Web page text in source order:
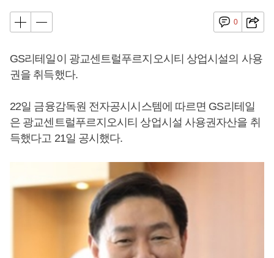
0
GS리테일이 광교센트럴푸르지오시티 상업시설의 사용
권을 취득했다.
22일 금융감독원 전자공시시스템에 따르면 GS리테일
은 광교센트럴푸르지오시티 상업시설 사용권자산을 취
득했다고 21일 공시했다.